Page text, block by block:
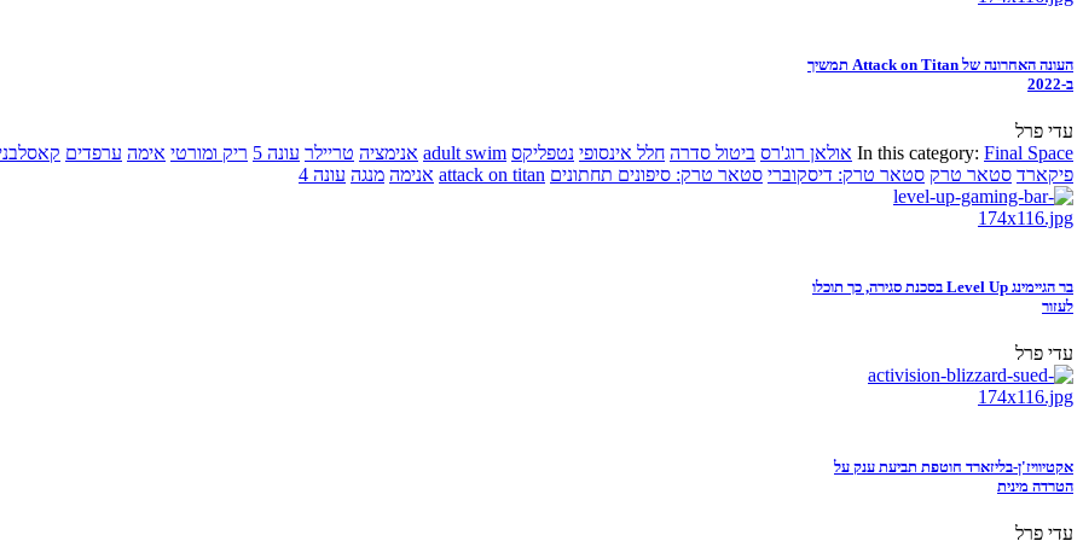
העונה האחרונה של Attack on Titan תמשיך
ב-2022
עדי פרל
In this category: Final Space אולאן רוג'רס ביטול סדרה חלל אינסופי נטפליקס adult swim אנימציה טריילר עונה 5 ריק ומורטי אימה ערפדים
פיקארד סטאר טרק סטאר טרק: דיסקוברי סטאר טרק: סיפונים תחתונים attack on titan אנימה מנגה עונה 4
בר הגיימינג Level Up בסכנת סגירה, כך תוכלו
לעזור
עדי פרל
אקטיוויז'ן-בליזארד חוטפת תביעת ענק על
הטרדה מינית
עדי פרל